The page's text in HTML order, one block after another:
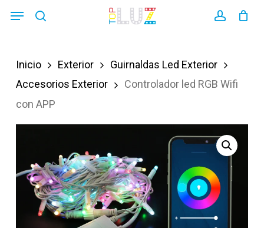
content
Menu
Inicio Exterior
Guirnaldas Led Exterior
Accesorios Exterior
Controlador led RGB Wifi
con APP